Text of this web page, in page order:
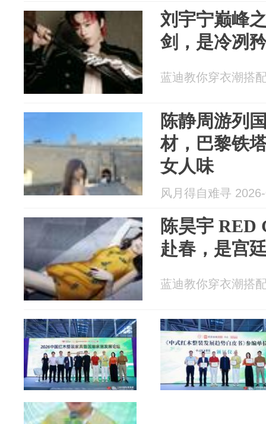
刘宇宁巅峰
剑，是冷冽
蓝迪教你穿衣潮搭
陈静周游列
材，巴黎铁
女人味
风月得自难寻
陈昊宇 RED
赴春，是宫
蓝迪教你穿衣潮搭